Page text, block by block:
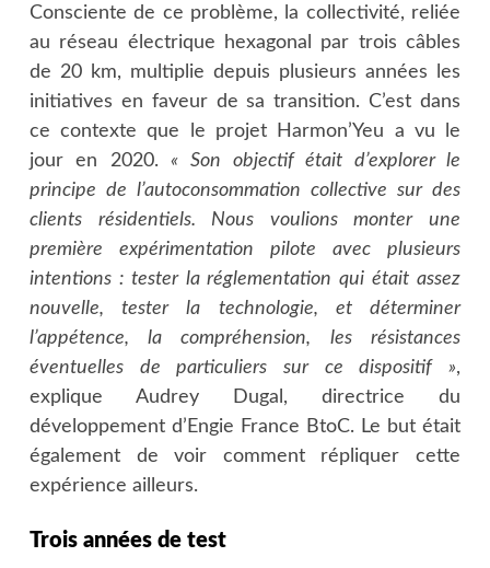
Consciente de ce problème, la collectivité, reliée
au réseau électrique hexagonal par trois câbles
de 20 km, multiplie depuis plusieurs années les
initiatives en faveur de sa transition. C’est dans
ce contexte que le projet Harmon’Yeu a vu le
jour en 2020.« Son objectif était d’explorer le
principe de l’autoconsommation collective sur des
clients résidentiels. Nous voulions monter une
première expérimentation pilote avec plusieurs
intentions : tester la réglementation qui était assez
nouvelle, tester la technologie, et déterminer
l’appétence, la compréhension, les résistances
éventuelles de particuliers sur ce dispositif »,
explique Audrey Dugal, directrice du
développement d’Engie France BtoC. Le but était
également de voir comment répliquer cette
expérience ailleurs.
Trois années de test